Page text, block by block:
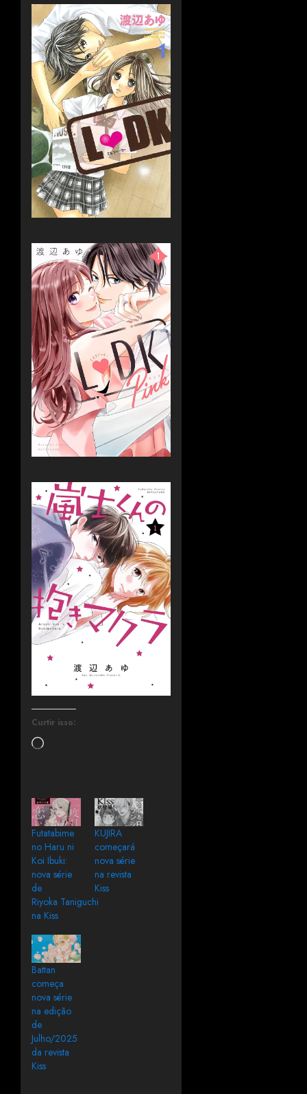
Curtir isso:
Futatabime
no Haru ni
Koi Ibuki:
nova série
de
Riyoka Taniguchi
na Kiss
KUJIRA
começará
nova série
na revista
Kiss
Battan
começa
nova série
na edição
de
Julho/2025
da revista
Kiss